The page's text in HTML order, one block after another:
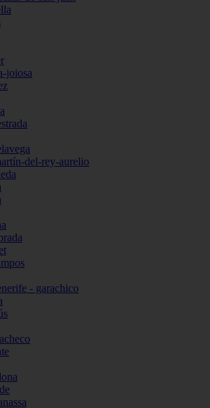
joiosa
del-rey-aurelio
- garachico